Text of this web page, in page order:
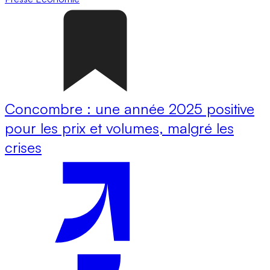
Concombre : une année 2025 positive
pour les prix et volumes, malgré les
crises